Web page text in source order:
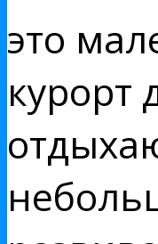
это
курорт